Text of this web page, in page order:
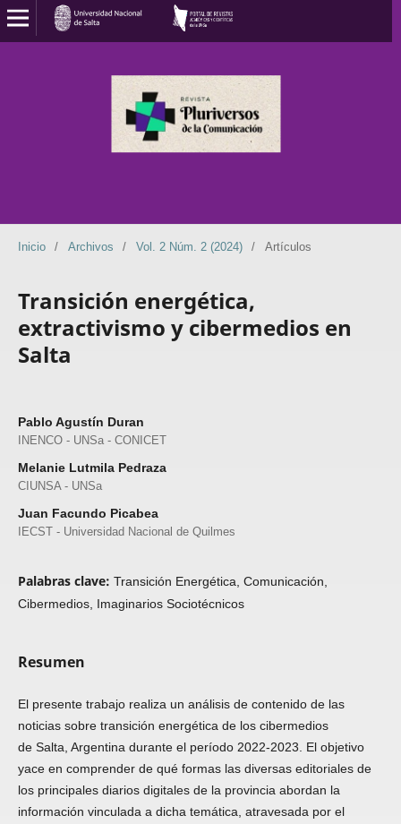
Inicio / Archivos / Vol. 2 Núm. 2 (2024) / Artículos
Transición energética,
extractivismo y cibermedios en
Salta
Pablo Agustín Duran
INENCO - UNSa - CONICET
Melanie Lutmila Pedraza
CIUNSA - UNSa
Juan Facundo Picabea
IECST - Universidad Nacional de Quilmes
Palabras clave: Transición Energética, Comunicación,
Cibermedios, Imaginarios Sociotécnicos
Resumen
El presente trabajo realiza un análisis de contenido de las
noticias sobre transición energética de los cibermedios
de Salta, Argentina durante el período 2022-2023. El objetivo
yace en comprender de qué formas las diversas editoriales de
los principales diarios digitales de la provincia abordan la
información vinculada a dicha temática, atravesada por el